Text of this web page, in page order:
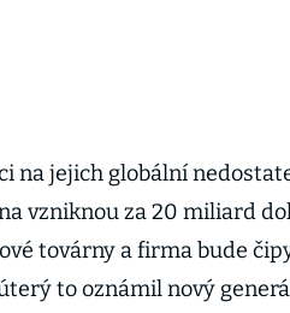
na jejich globální
vzniknou za 20 miliard
továrny a firma bude
to oznámil nový